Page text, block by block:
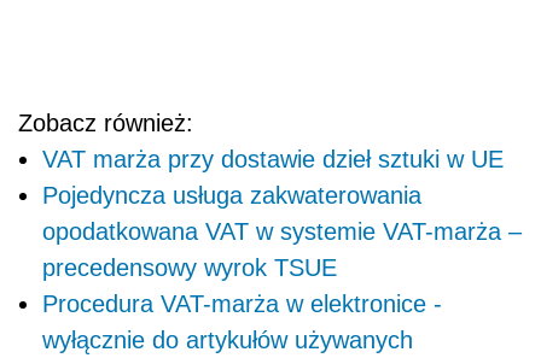
Zobacz również:
VAT marża przy dostawie dzieł sztuki w UE
Pojedyncza usługa zakwaterowania
opodatkowana VAT w systemie VAT-marża –
precedensowy wyrok TSUE
Procedura VAT-marża w elektronice -
wyłącznie do artykułów używanych